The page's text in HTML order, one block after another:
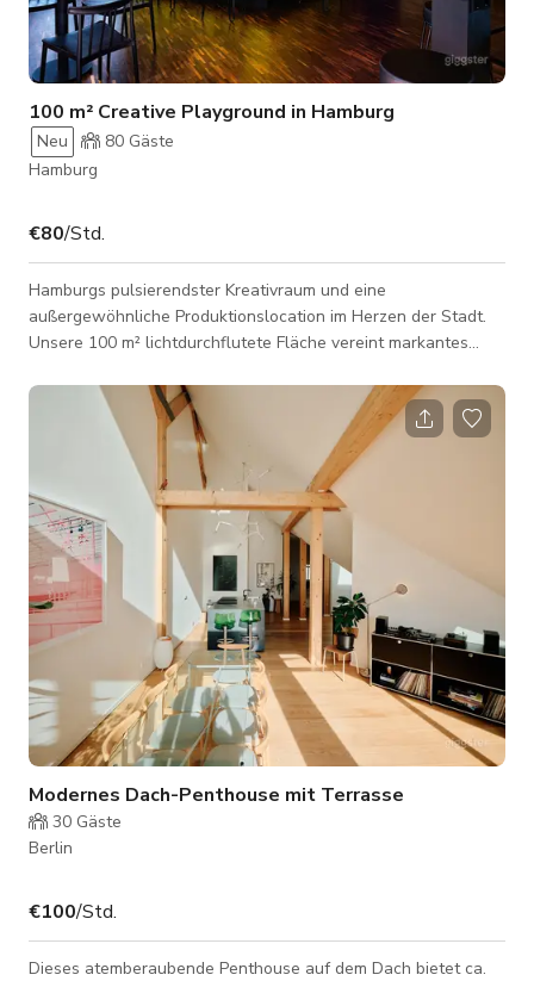
100 m² Creative Playground in Hamburg
Neu 80 Gäste
Hamburg
€80/Std.
Hamburgs pulsierendster Kreativraum und eine
außergewöhnliche Produktionslocation im Herzen der Stadt.
Unsere 100 m² lichtdurchflutete Fläche vereint markantes
Ideen, einzigartige Visuals und vielfältige Produktionen.
Ausstattung: * Voll ausgestattete Küche und Bar *
Dachterrasse mit 360°-Panoramablick über Hamburg * Flexible
Sitz- und Aufstellmöglichkeiten * Styling- und
Umkleidemöglichkeiten * Audio- und Bildschirm
Modernes Dach-Penthouse mit Terrasse
30 Gäste
Berlin
€100/Std.
Dieses atemberaubende Penthouse auf dem Dach bietet ca.